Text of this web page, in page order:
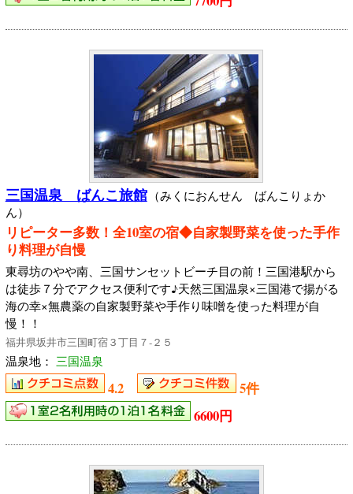
三国温泉 ばんこ旅館 （みくにおんせん ばんこりょか
ん）
リピーター多数！全10室の宿◆自家製野菜を使った手作
り料理が自慢
東尋坊のやや南、三国サンセットビーチ目の前！三国港駅から
は徒歩７分でアクセス便利です♪天然三国温泉×三国港で揚がる
海の幸×無農薬の自家製野菜や手作り味噌を使った料理が自
慢！！
福井県坂井市三国町宿３丁目７‐２５
温泉地： 三国温泉
4.2
5件
6600円